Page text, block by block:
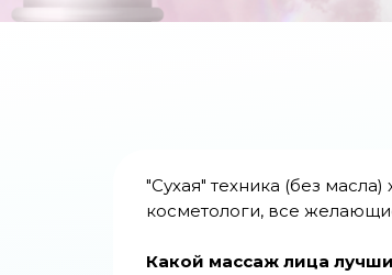
"Сухая" техника (без
косметологи, все
Какой массаж лица